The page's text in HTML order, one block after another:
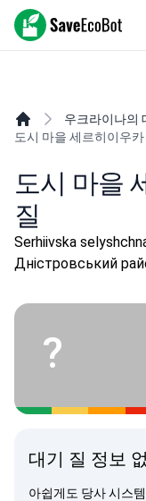
SaveEcoBot
우크라이나의
도시 마을 세르히이우카
도시 마을
질
Serhiivska
Дністровський
?
대기 질 정보
아쉽게도 당사 시스